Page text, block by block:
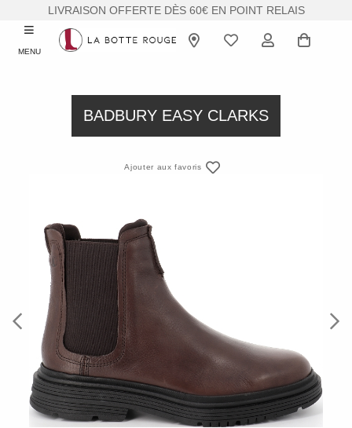
LIVRAISON OFFERTE DÈS 60€ EN POINT RELAIS
MENU
BADBURY EASY CLARKS
Ajouter aux favoris
Previous